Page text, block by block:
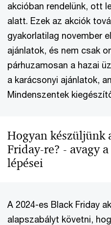
akcióban rendelünk, ott
alatt. Ezek az akciók
gyakorlatilag november
ajánlatok, és nem csak
párhuzamosan a hazai
a karácsonyi ajánlatok,
Mindenszentek
Hogyan készüljünk
Friday-re? - avagy
lépései
A 2024-es Black Friday
alapszabályt követni,